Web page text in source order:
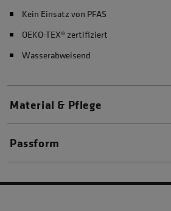
Kein Einsatz von PFAS
OEKO-TEX® zertifiziert
Wasserabweisend
Material & Pflege
Passform